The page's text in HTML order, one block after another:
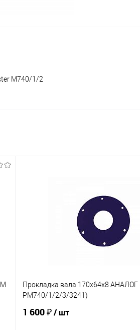
M740/1/2
Прокладка вала 170х64х8 АНАЛОГ
PM740/1/2/3/3241)
1 600 ₽/ шт